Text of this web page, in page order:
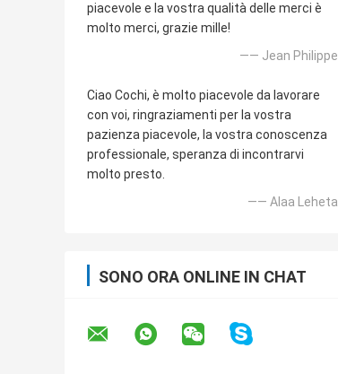
piacevole e la vostra qualità delle merci è
molto merci, grazie mille!
—— Jean Philippe
Ciao Cochi, è molto piacevole da lavorare
con voi, ringraziamenti per la vostra
pazienza piacevole, la vostra conoscenza
professionale, speranza di incontrarvi
molto presto.
—— Alaa Leheta
SONO ORA ONLINE IN CHAT